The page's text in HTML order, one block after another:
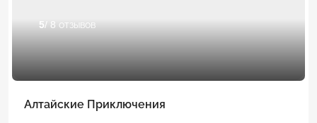
5/ 8 отзывов
Алтайские Приключения